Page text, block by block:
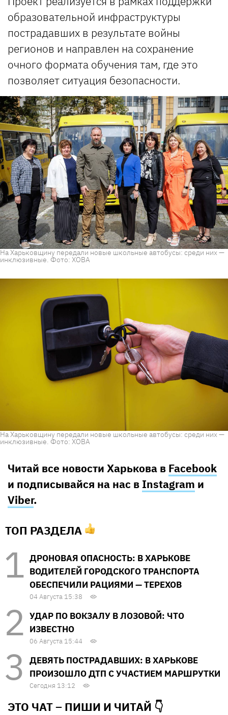
образовательной инфраструктуры
пострадавших в результате войны
регионов и направлен на сохранение
очного формата обучения там, где это
позволяет ситуация безопасности.
На Харьковщину передали новые школьные автобусы: среди них —
инклюзивные. Фото: ХОВА
На Харьковщину передали новые школьные автобусы: среди них —
инклюзивные. Фото: ХОВА
Читай все новости Харькова в Facebook
и подписывайся на нас в Instagram и
Viber.
ТОП РАЗДЕЛА
ДРОНОВАЯ ОПАСНОСТЬ: В ХАРЬКОВЕ
ВОДИТЕЛЕЙ ГОРОДСКОГО ТРАНСПОРТА
ОБЕСПЕЧИЛИ РАЦИЯМИ — ТЕРЕХОВ
04 Августа 15:38
УДАР ПО ВОКЗАЛУ В ЛОЗОВОЙ: ЧТО
ИЗВЕСТНО
06 Августа 15:44
ДЕВЯТЬ ПОСТРАДАВШИХ: В ХАРЬКОВЕ
ПРОИЗОШЛО ДТП С УЧАСТИЕМ МАРШРУТКИ
Сегодня 13:12
ЭТО ЧАТ – ПИШИ И ЧИТАЙ 👇